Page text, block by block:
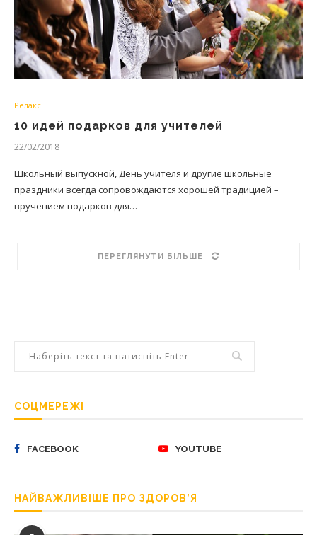
Релакс
10 идей подарков для учителей
22/02/2018
Школьный выпускной, День учителя и другие школьные
праздники всегда сопровождаются хорошей традицией –
вручением подарков для…
ПЕРЕГЛЯНУТИ БІЛЬШЕ
СОЦМЕРЕЖІ
FACEBOOK YOUTUBE
НАЙВАЖЛИВІШЕ ПРО ЗДОРОВ’Я